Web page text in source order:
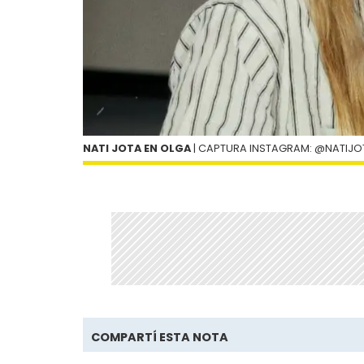
NATI JOTA EN OLGA | CAPTURA INSTAGRAM:
COMPARTÍ ESTA NOTA